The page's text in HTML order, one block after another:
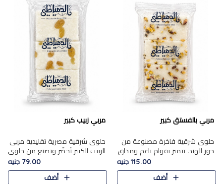
مربي بالفستق كبير
حلوى شرقية فاخرة مصنوعة من
جوز الهند، تتميز بقوام ناعم ومذاق
غني، وتزين بقطع من الفستق
الفاخر التي تضيف عليها قرمشة
115.00 جنيه
أضف
مربي زبيب كبير
حلوى شرقية مصرية تقليدية مربى
الزبيب الكبير تُحضَّر وتصنع من حلوي
جوز الهند باسد بقوام طري ومذاق
غني، وتُزين وتغطا بحبات الزبيب
الذهبي التي ..
79.00 جنيه
أضف